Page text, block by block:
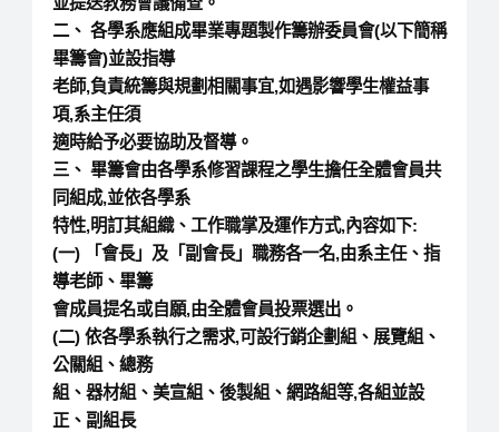
二、 各學系應組成畢業專題製作籌辦委員會(以下簡稱
畢籌會)並設指導
老師,負責統籌與規劃相關事宜,如遇影響學生權益事
項,系主任須
適時給予必要協助及督導。
三、 畢籌會由各學系修習課程之學生擔任全體會員共
同組成,並依各學系
特性,明訂其組織、工作職掌及運作方式,內容如下:
(一) 「會長」及「副會長」職務各一名,由系主任、指
導老師、畢籌
會成員提名或自願,由全體會員投票選出。
(二) 依各學系執行之需求,可設行銷企劃組、展覽組、
公關組、總務
組、器材組、美宣組、後製組、網路組等,各組並設
正、副組長